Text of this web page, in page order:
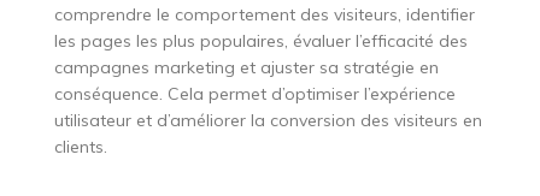
comprendre le comportement des visiteurs, identifier
les pages les plus populaires, évaluer l’efficacité des
campagnes marketing et ajuster sa stratégie en
conséquence. Cela permet d’optimiser l’expérience
utilisateur et d’améliorer la conversion des visiteurs en
clients.